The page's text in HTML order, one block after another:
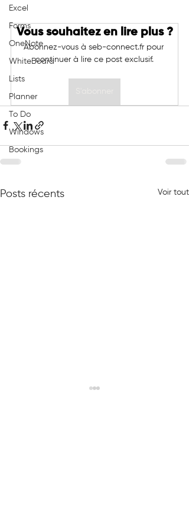
Excel
Forms
OneNote
WhiteBoard
Lists
Planner
To Do
Windows
Bookings
Vous souhaitez en lire plus ?
Abonnez-vous à seb-connect.fr pour
continuer à lire ce post exclusif.
Posts récents Voir tout